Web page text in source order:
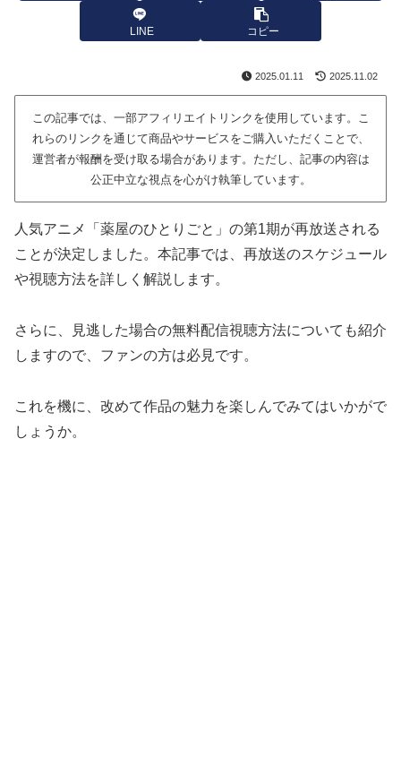
LINE コピー
2025.01.11 2025.11.02
この記事では、一部アフィリエイトリンクを使用しています。こ
れらのリンクを通じて商品やサービスをご購入いただくことで、
運営者が報酬を受け取る場合があります。ただし、記事の内容は
公正中立な視点を心がけ執筆しています。
人気アニメ「薬屋のひとりごと」の第1期が再放送される
ことが決定しました。本記事では、再放送のスケジュール
や視聴方法を詳しく解説します。
さらに、見逃した場合の無料配信視聴方法についても紹介
しますので、ファンの方は必見です。
これを機に、改めて作品の魅力を楽しんでみてはいかがで
しょうか。